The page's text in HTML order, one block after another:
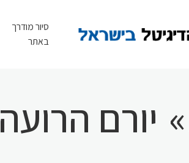
סיור מודרך
באתר
» יורם הרועה